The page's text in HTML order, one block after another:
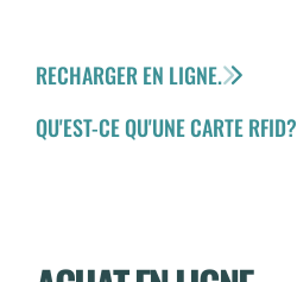
RECHARGER EN LIGNE.
QU'EST-CE QU'UNE CARTE RFID?